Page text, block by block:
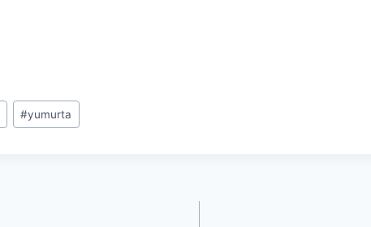
#yumurta